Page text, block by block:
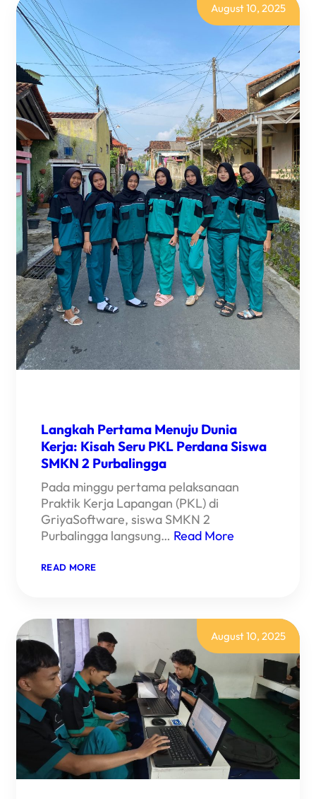
MENJELAJAH
DUNIA
WORDPRESS
&
TANTANGAN
MEMBANGUN
WEBSITE
August 10, 2025
Langkah Pertama Menuju Dunia
Kerja: Kisah Seru PKL Perdana Siswa
SMKN 2 Purbalingga
Pada minggu pertama pelaksanaan
Praktik Kerja Lapangan (PKL) di
GriyaSoftware, siswa SMKN 2
Purbalingga langsung… Read More
READ MORE:
KISAH
SERU
PKL
PERDANA
SISWA
SMKN
2
PURBALINGGA
August 10, 2025